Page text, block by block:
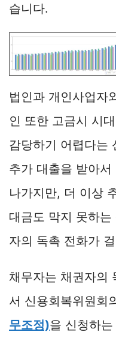
습니다.
법인과 개인사업자
인 또한 고금시 시
감당하기 어렵다는
추가 대출을 받아
나가지만, 더 이상
대금도 막지 못하
자의 독촉 전화가
채무자는 채권자의
서 신용회복위원회
무조정)을 신청하